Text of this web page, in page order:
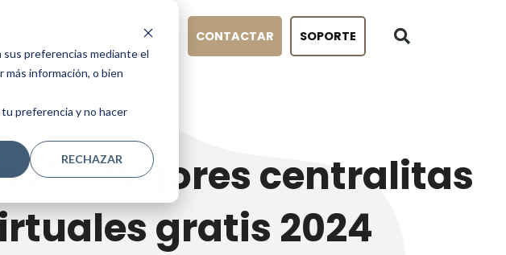
preferencias mediante el
información, o bien
preferencia y no hacer
RECHAZAR
BLOG CONTACTAR SOPORTE
10 mejores centralitas
gratis 2024